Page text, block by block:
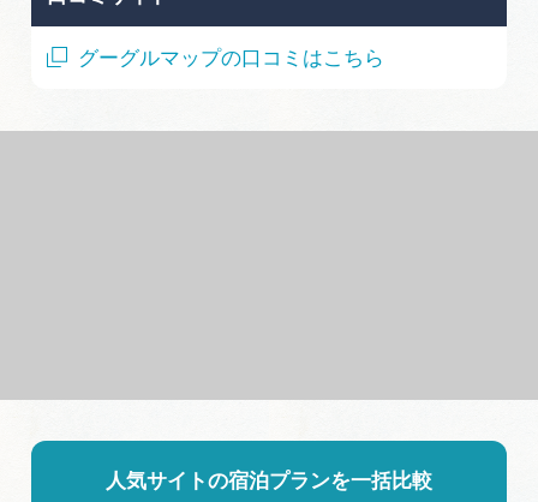
グーグルマップの口コミはこちら
人気サイトの宿泊プランを一括比較